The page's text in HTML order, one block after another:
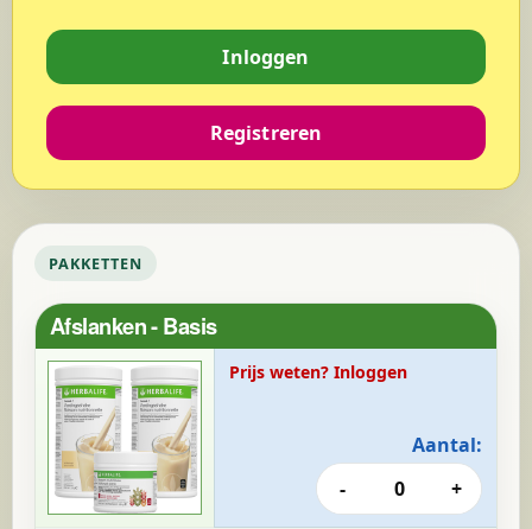
Inloggen
Registreren
PAKKETTEN
Afslanken - Basis
Prijs weten? Inloggen
Aantal:
-
0 +